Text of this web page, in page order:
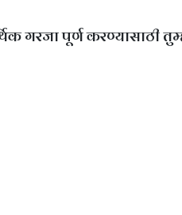
गरजा पूर्ण करण्यासाठी